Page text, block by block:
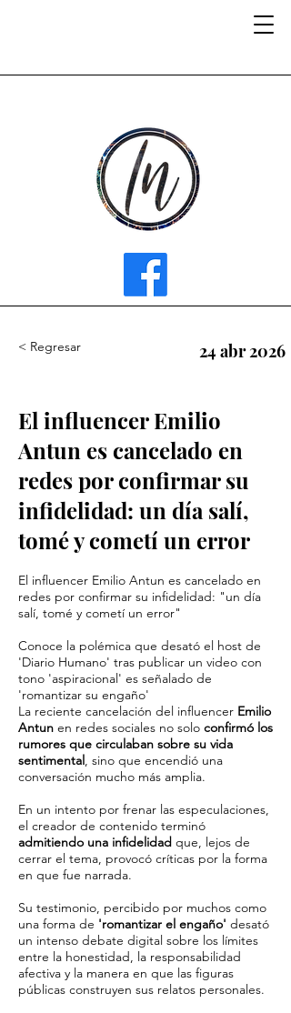
< Regresar 24 abr 2026
El influencer Emilio
Antun es cancelado en
redes por confirmar su
infidelidad: un día salí,
tomé y cometí un error
El influencer Emilio Antun es cancelado en
redes por confirmar su infidelidad: "un día
salí, tomé y cometí un error"
Conoce la polémica que desató el host de
'Diario Humano' tras publicar un video con
tono 'aspiracional' es señalado de
'romantizar su engaño'
La reciente cancelación del influencer Emilio
Antun en redes sociales no solo confirmó los
rumores que circulaban sobre su vida
sentimental, sino que encendió una
conversación mucho más amplia.
En un intento por frenar las especulaciones,
el creador de contenido terminó
admitiendo una infidelidad que, lejos de
cerrar el tema, provocó críticas por la forma
en que fue narrada.
Su testimonio, percibido por muchos como
una forma de 'romantizar el engaño' desató
un intenso debate digital sobre los límites
entre la honestidad, la responsabilidad
afectiva y la manera en que las figuras
públicas construyen sus relatos personales.